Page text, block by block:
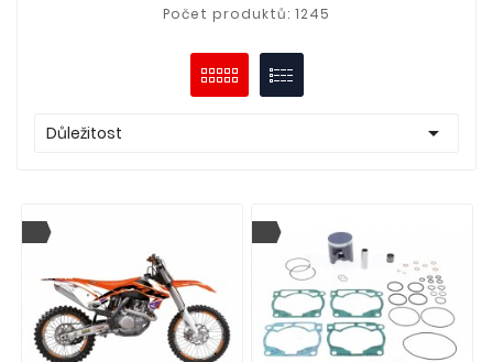
Počet produktů: 1245
Důležitost 